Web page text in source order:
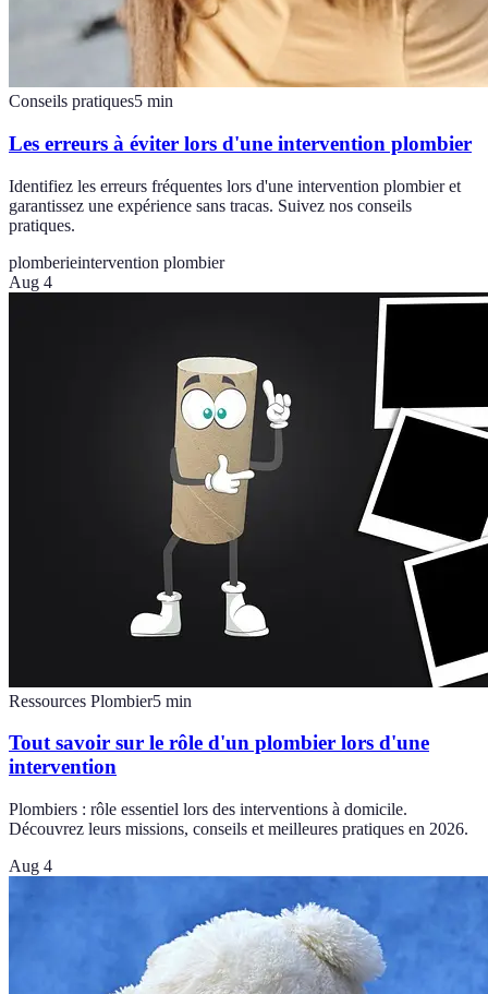
Conseils pratiques5 min
Les erreurs à éviter lors d'une intervention plombier
Identifiez les erreurs fréquentes lors d'une intervention plombier et
garantissez une expérience sans tracas. Suivez nos conseils
pratiques.
plomberieintervention plombier
Aug 4
Ressources Plombier5 min
Tout savoir sur le rôle d'un plombier lors d'une
intervention
Plombiers : rôle essentiel lors des interventions à domicile.
Découvrez leurs missions, conseils et meilleures pratiques en 2026.
Aug 4